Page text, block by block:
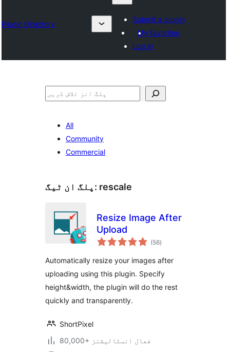
Plugin Directory
Submit a plugin
My favorites
Log in
تلاش
All
Community
Commercial
پلگ ان ٹیگ: rescale
Resize Image After
Upload
(56مجموعی
درجہ
)
Automatically resize your images after
uploading using this plugin. Specify
height&width, the plugin will do the rest
quickly and transparently.
ShortPixel
80,000+ فعال انسٹالیشنز